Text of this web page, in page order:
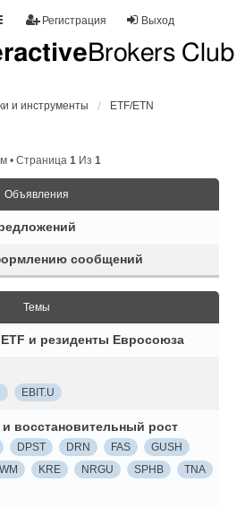
Выход
Регистрация
и инструменты ETF/ETN
• Страница 1Из 1
Объявления
сообщений
Темы
и резиденты Евросоюза
EBIT.U
и восстановительный рост
DPST DRN FAS
GUSH
IWM KRE NRGU SPHB
TNA